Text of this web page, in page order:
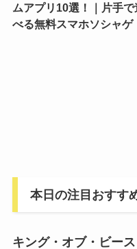
ムアプリ10選！｜片手で
べる無料スマホソシャゲ
本日の注目おすす
キング・オブ・ビー